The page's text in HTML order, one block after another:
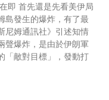
即 首先還是先看美伊局
島發生的爆炸，有了最
尼姆通訊社》引述知情
聲爆炸，是由於伊朗軍
「敵對目標」，發動打